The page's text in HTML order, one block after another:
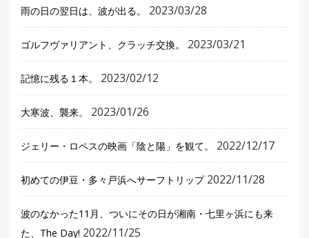
雨の日の翌日は、波が出る。 2023/03/28
ゴルフヴァリアント、クラッチ交換。 2023/03/21
記憶に残る１本。 2023/02/12
大寒波、襲来。 2023/01/26
ジェリー・ロペスの映画「陰と陽」を観て。 2022/12/17
初めての伊豆・多々戸浜へサーフトリップ 2022/11/28
波のなかった11月、ついにその日が湘南・七里ヶ浜にも来
た、The Day! 2022/11/25